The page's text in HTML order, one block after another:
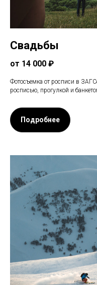
Свадьбы
от 14 000 ₽
Фотосъемка от росписи в
росписью, прогулкой и
Подробнее